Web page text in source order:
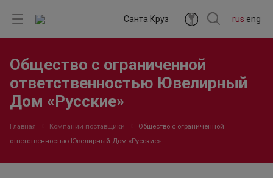
rus eng
Санта Круз
Общество с ограниченной
ответственностью Ювелирный
Дом «Русские»
Главная Компании поставщики
Общество с ограниченной
ответственностью Ювелирный Дом «Русские»